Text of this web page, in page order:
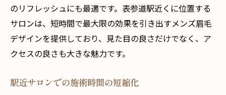
のリフレッシュにも最適です。表参道駅近くに位置する
サロンは、短時間で最大限の効果を引き出すメンズ眉毛
デザインを提供しており、見た目の良さだけでなく、ア
クセスの良さも大きな魅力です。
駅近サロンでの施術時間の短縮化